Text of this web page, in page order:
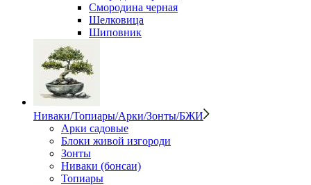
Смородина черная
Шелковица
Шиповник
Ниваки/Топиары/Арки/Зонты/БЖИ
Арки садовые
Блоки живой изгороди
Зонты
Ниваки (бонсаи)
Топиары